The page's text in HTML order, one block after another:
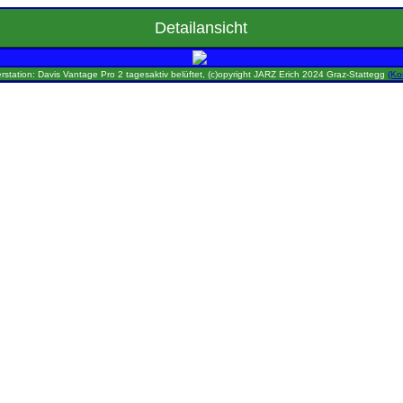
Detailansicht
Davis Vantage Pro 2 tagesaktiv belüftet, (c)opyright JARZ Erich 2024 Graz-Stattegg